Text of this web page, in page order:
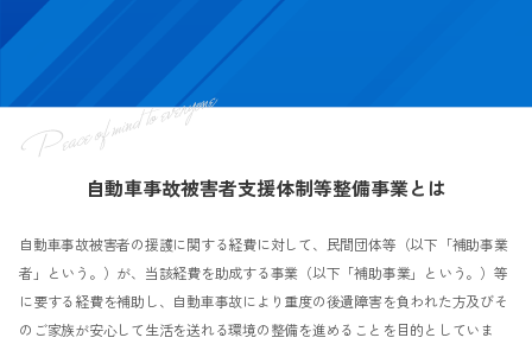
自動車事故被害者支援体制等整備事業とは
自動車事故被害者の援護に関する経費に対して、民間団体等（以下「補助事業
者」という。）が、当該経費を助成する事業（以下「補助事業」という。）等
に要する経費を補助し、自動車事故により重度の後遺障害を負われた方及びそ
のご家族が安心して生活を送れる環境の整備を進めることを目的としていま